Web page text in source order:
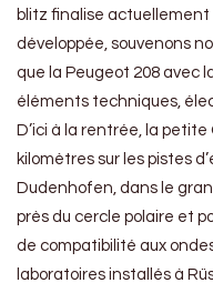
blitz finalise
développée, souvenons
que la Peugeot 208 avec
éléments techniques,
D’ici à la rentrée, la
kilomètres sur les pistes
Dudenhofen, dans le
près du cercle polaire et
de compatibilité aux
laboratoires installés à